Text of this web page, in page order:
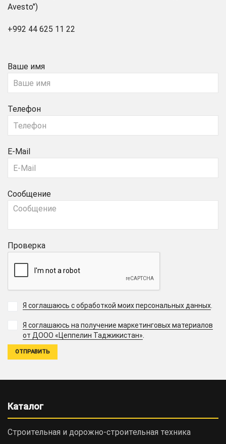
Avesto")
+992 44 625 11 22
Ваше имя
Телефон
E-Mail
Сообщение
Проверка
Я соглашаюсь с обработкой моих персональных данных.
Я соглашаюсь на получение маркетинговых материалов
от ДООО «Цеппелин Таджикистан».
Каталог
Строительная и дорожно-cтроительная техника